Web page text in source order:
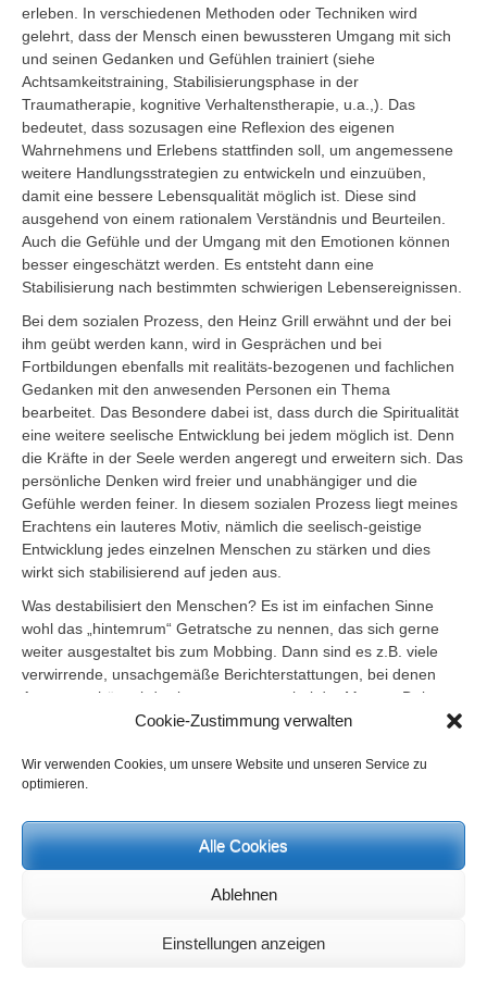
Cookie-Zustimmung verwalten
Wir verwenden Cookies, um unsere Website und unseren Service zu
optimieren.
Alle Cookies
Ablehnen
Einstellungen anzeigen
erleben. In verschiedenen Methoden oder Techniken wird
gelehrt, dass der Mensch einen bewussteren Umgang mit sich
und seinen Gedanken und Gefühlen trainiert (siehe
Achtsamkeitstraining, Stabilisierungsphase in der
Traumatherapie, kognitive Verhaltenstherapie, u.a.,). Das
bedeutet, dass sozusagen eine Reflexion des eigenen
Wahrnehmens und Erlebens stattfinden soll, um angemessene
weitere Handlungsstrategien zu entwickeln und einzuüben,
damit eine bessere Lebensqualität möglich ist. Diese sind
ausgehend von einem rationalem Verständnis und Beurteilen.
Auch die Gefühle und der Umgang mit den Emotionen können
besser eingeschätzt werden. Es entsteht dann eine
Stabilisierung nach bestimmten schwierigen Lebensereignissen.
Bei dem sozialen Prozess, den Heinz Grill erwähnt und der bei
ihm geübt werden kann, wird in Gesprächen und bei
Fortbildungen ebenfalls mit realitäts-bezogenen und fachlichen
Gedanken mit den anwesenden Personen ein Thema
bearbeitet. Das Besondere dabei ist, dass durch die Spiritualität
eine weitere seelische Entwicklung bei jedem möglich ist. Denn
die Kräfte in der Seele werden angeregt und erweitern sich. Das
persönliche Denken wird freier und unabhängiger und die
Gefühle werden feiner. In diesem sozialen Prozess liegt meines
Erachtens ein lauteres Motiv, nämlich die seelisch-geistige
Entwicklung jedes einzelnen Menschen zu stärken und dies
wirkt sich stabilisierend auf jeden aus.
Was destabilisiert den Menschen? Es ist im einfachen Sinne
wohl das „hintemrum“ Getratsche zu nennen, das sich gerne
weiter ausgestaltet bis zum Mobbing. Dann sind es z.B. viele
verwirrende, unsachgemäße Berichterstattungen, bei denen
Angst geschürt wird, wie es momentan bei der Masern-Debatte
ist. Es gibt kaum klare und sachliche Informationen zu dem
angeblich eine Frau an Masern gestorben. Die bis dahin noch
ungeimpfte Frau hatte Symptome einer Masernerkrankung und
jedoch nur als Dreifachimpfung angeboten wird, wurden in den
geschwächten Körper weitere Substanzen reingegeben.
den Medien nur davon gesprochen, dass sie an den Masern
bemerken, dass „da etwas nicht stimmt“.